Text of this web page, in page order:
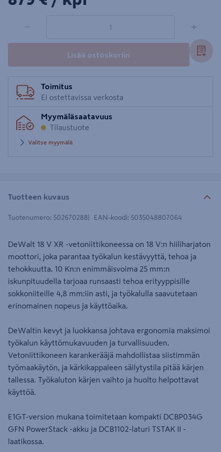
− +
Lisää ostoskoriin
Toimitus
Ei ostettavissa verkosta
Myymäläsaatavuus
Tilaustuote
Valitse myymälä
Tuotteen kuvaus
Tuotenumero: 502670288 EAN-koodi: 5035048807064
DeWalt 18 V XR -vetoniittikoneessa on 18 V:n hiiliharjaton
moottori, joka parantaa työkalun kestävyyttä, tehoa ja
tehokkuutta. 10 Kn:n enimmäisvoima 25 mm:n
iskunpituudella tarjoaa runsaasti tehoa erityyppisille
sokkoniiteille 4,8 mm:iin asti, ja työkalulla saavutetaan
erinomainen nopeus ja käyttöaika.
DeWaltin kevyt ja luokkansa johtava ergonomia maksimoi
työkalun käyttömukavuuden ja turvallisuuden.
Vetoniittikoneen karankerääjä mahdollistaa siistimmän
työmaakäytön, ja kärkikappaleen säilytystila pitää kärjen
tallessa. Työkaluton kärjen vaihto ja huolto helpottavat
käyttöä.
E1GT-version mukana toimitetaan kompakti DCBP034G
GFN PowerStack -akku ja DCB1102-laturi TSTAK II -
laatikossa.